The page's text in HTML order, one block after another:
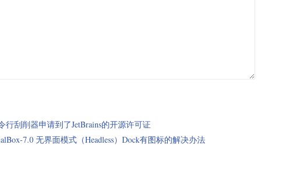
行刮削器申请到了JetBrains的开源许可证
7.0 无界面模式（Headless）Dock有图标的解决办法